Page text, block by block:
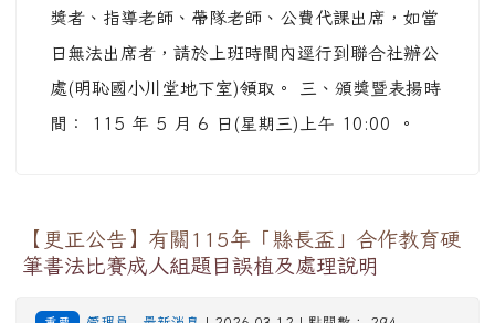
獎者、指導老師、帶隊老師、公費代課出席，如當
日無法出席者，請於上班時間內逕行到聯合社辦公
處(明恥國小川堂地下室)領取。 三、頒獎暨表揚時
間： 115 年 5 月 6 日(星期三)上午 10:00 。
【更正公告】有關115年「縣長盃」合作教育硬
筆書法比賽成人組題目誤植及處理說明